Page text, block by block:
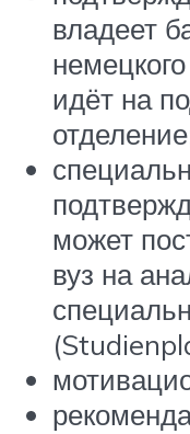
владеет
идёт на
может
вуз на